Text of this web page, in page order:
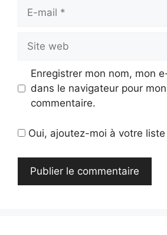
Site
web
Enregistrer mon nom, mon
dans le navigateur pour
commentaire.
Oui, ajoutez-moi à votre